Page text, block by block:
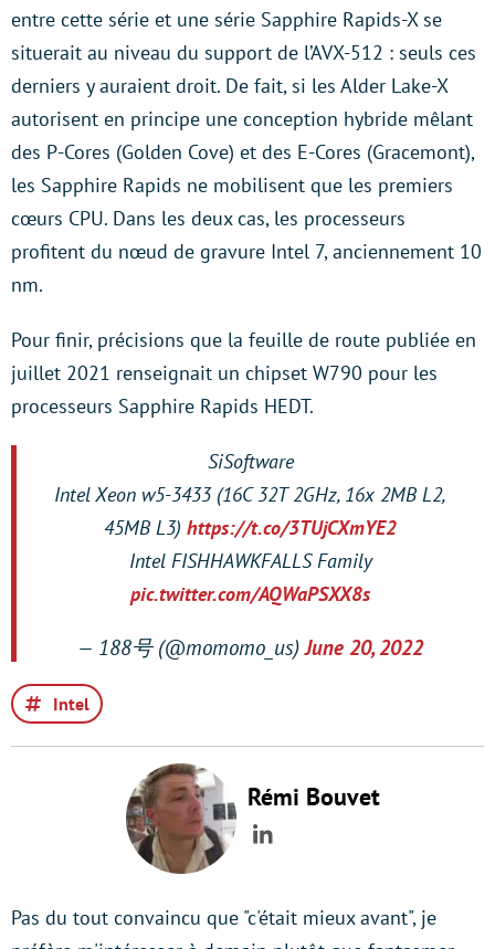
entre cette série et une série Sapphire Rapids-X se
situerait au niveau du support de l’AVX-512 : seuls ces
derniers y auraient droit. De fait, si les Alder Lake-X
autorisent en principe une conception hybride mêlant
des P-Cores (Golden Cove) et des E-Cores (Gracemont),
les Sapphire Rapids ne mobilisent que les premiers
cœurs CPU. Dans les deux cas, les processeurs
profitent du nœud de gravure Intel 7, anciennement 10
nm.
Pour finir, précisions que la feuille de route publiée en
juillet 2021 renseignait un chipset W790 pour les
processeurs Sapphire Rapids HEDT.
SiSoftware
Intel Xeon w5-3433 (16C 32T 2GHz, 16x 2MB L2,
45MB L3) https://t.co/3TUjCXmYE2
Intel FISHHAWKFALLS Family
pic.twitter.com/AQWaPSXX8s
— 188号 (@momomo_us)June 20, 2022
Intel
Rémi Bouvet
LinkedIn
Pas du tout convaincu que "c'était mieux avant", je